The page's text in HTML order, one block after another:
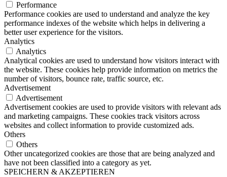
Performance
Performance cookies are used to understand and analyze the key
performance indexes of the website which helps in delivering a
better user experience for the visitors.
Analytics
Analytics
Analytical cookies are used to understand how visitors interact with
the website. These cookies help provide information on metrics the
number of visitors, bounce rate, traffic source, etc.
Advertisement
Advertisement
Advertisement cookies are used to provide visitors with relevant ads
and marketing campaigns. These cookies track visitors across
websites and collect information to provide customized ads.
Others
Others
Other uncategorized cookies are those that are being analyzed and
have not been classified into a category as yet.
SPEICHERN & AKZEPTIEREN